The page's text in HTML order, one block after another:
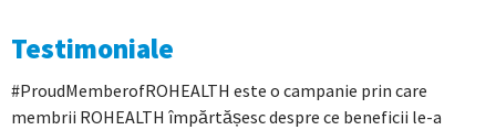
Testimoniale
#ProudMemberofROHEALTH este o campanie prin care
membrii ROHEALTH împărtășesc despre ce beneficii le-a